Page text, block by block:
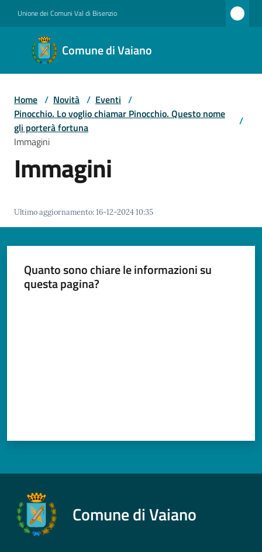
Unione dei Comuni Val di Bisenzio
Comune di Vaiano
Comune
di
Vaiano
Amministrazione
Novità
Documenti
dati
Home / Novità / Eventi /
Pinocchio. Lo voglio chiamar Pinocchio. Questo nome
gli porterà fortuna
/
Immagini
Immagini
Ultimo aggiornamento:16-12-2024 10:35
Quanto sono chiare le informazioni su
questa pagina?
Comune di Vaiano